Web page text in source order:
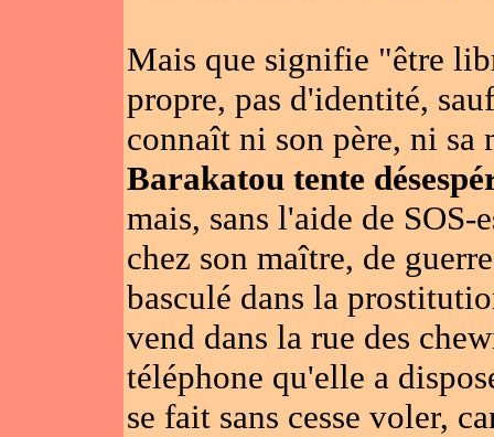
Mais que signifie "être
propre, pas d'identité,
connaît ni son père, ni sa
Barakatou tente
mais, sans l'aide de
chez son maître, de
basculé dans la
vend dans la rue des
téléphone qu'elle a
se fait sans cesse voler,